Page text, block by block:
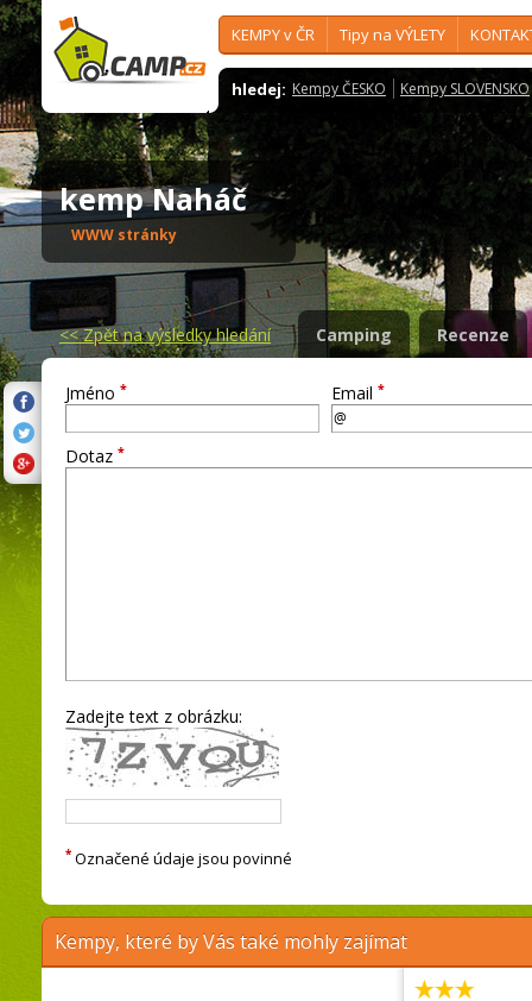
KEMPY v ČR Tipy na VÝLETY
hledej: Kempy ČESKO Kempy SLOVENSKO
kemp Naháč
WWW stránky
<<Zpět na výsledky hledání Camping Recenze
Jméno * Email *
Dotaz *
Zadejte text z obrázku:
* Označené údaje jsou povinné
Kempy, které by Vás také mohly zajímat